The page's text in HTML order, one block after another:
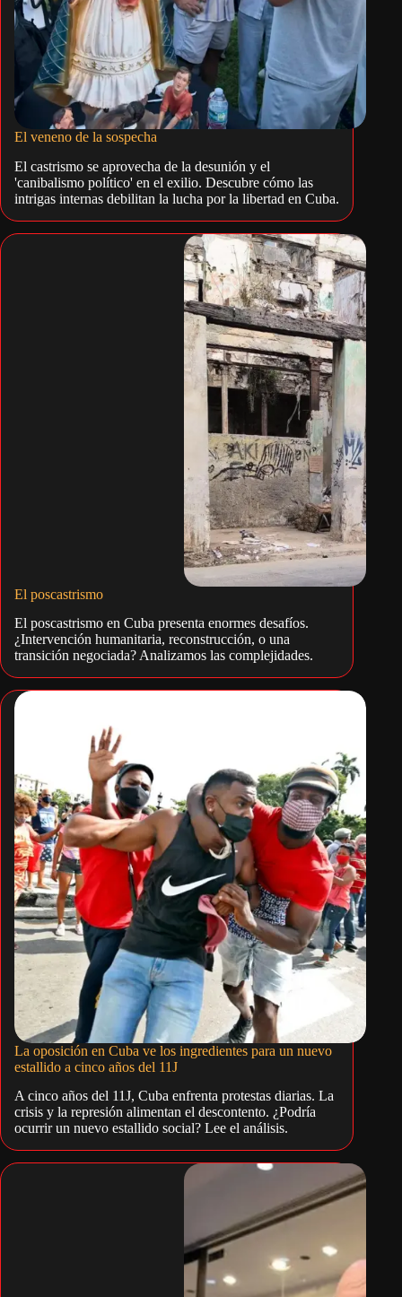
El veneno de la sospecha
El castrismo se aprovecha de la desunión y el
'canibalismo político' en el exilio. Descubre cómo las
intrigas internas debilitan la lucha por la libertad en Cuba.
El poscastrismo
El poscastrismo en Cuba presenta enormes desafíos.
¿Intervención humanitaria, reconstrucción, o una
transición negociada? Analizamos las complejidades.
La oposición en Cuba ve los ingredientes para un nuevo
estallido a cinco años del 11J
A cinco años del 11J, Cuba enfrenta protestas diarias. La
crisis y la represión alimentan el descontento. ¿Podría
ocurrir un nuevo estallido social? Lee el análisis.